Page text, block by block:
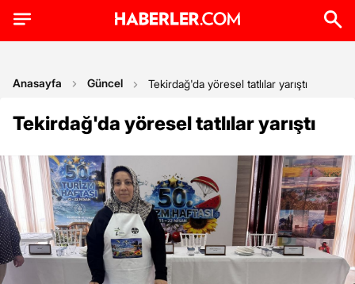
Anasayfa Güncel Tekirdağ'da yöresel tatlılar yarıştı
Tekirdağ'da yöresel tatlılar yarıştı